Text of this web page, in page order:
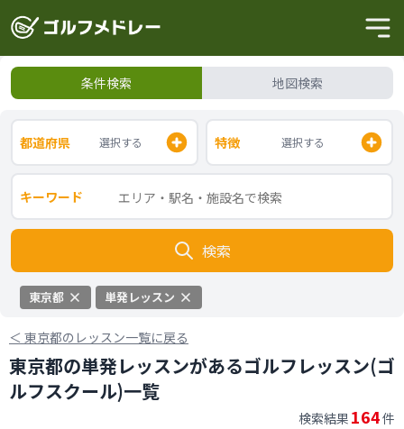
条件検索 地図検索
都道府県 選択する 特徴 選択する
キーワード
検索
東京都 単発レッスン
＜ 東京都のレッスン一覧に戻る
東京都の単発レッスンがあるゴルフレッスン(ゴ
ルフスクール)一覧
検索結果 164件